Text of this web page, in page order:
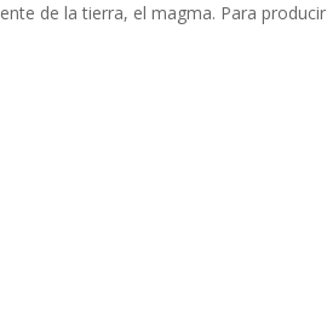
de la tierra, el magma. Para producir